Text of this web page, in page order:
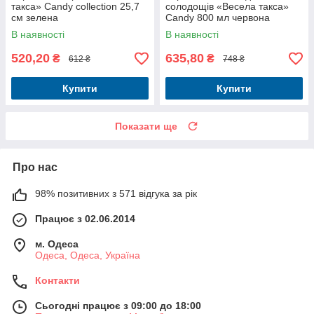
такса» Candy collection 25,7
см зелена
В наявності
520,20 ₴ 612 ₴
Купити
солодощів «Весела такса»
Candy 800 мл червона
В наявності
635,80 ₴ 748 ₴
Купити
Показати ще
Про нас
98% позитивних з 571 відгука за рік
Працює з 02.06.2014
м. Одеса
Одеса, Одеса, Україна
Контакти
Сьогодні працює з 09:00 до 18:00